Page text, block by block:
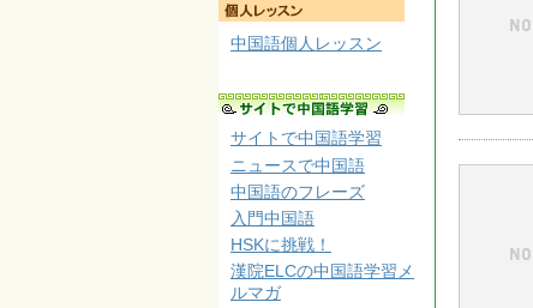
中国語個人レッスン
サイトで中国語学習
ニュースで中国語
中国語のフレーズ
入門中国語
HSKに挑戦！
漢院ELCの中国語学習メ
ルマガ